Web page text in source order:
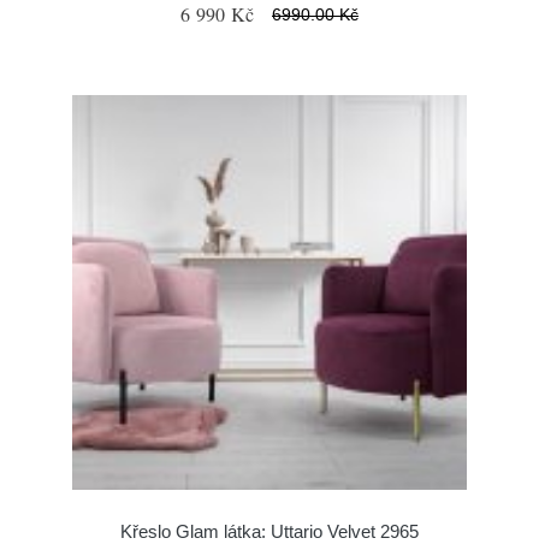
6 990 Kč 6990.00 Kč
Křeslo Glam látka: Uttario Velvet 2965